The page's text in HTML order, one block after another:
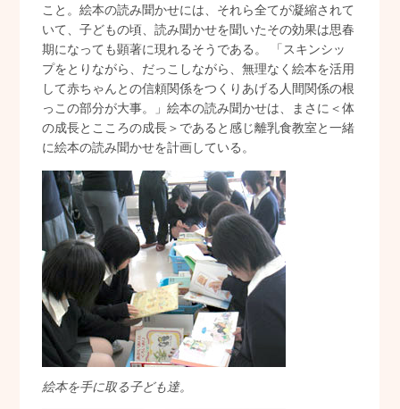
こと。絵本の読み聞かせには、それら全てが凝縮されて
いて、子どもの頃、読み聞かせを聞いたその効果は思春
期になっても顕著に現れるそうである。 「スキンシッ
プをとりながら、だっこしながら、無理なく絵本を活用
して赤ちゃんとの信頼関係をつくりあげる人間関係の根
っこの部分が大事。」絵本の読み聞かせは、まさに＜体
の成長とこころの成長＞であると感じ離乳食教室と一緒
に絵本の読み聞かせを計画している。
絵本を手に取る子ども達。